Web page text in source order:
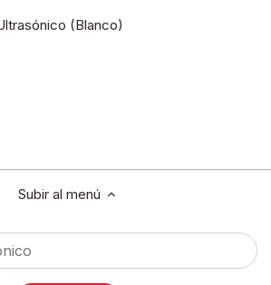
(Blanco)
Subir al menú